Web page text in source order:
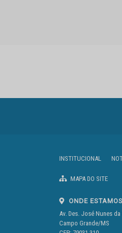
INSTITUCIONAL
MAPA DO SITE
ONDE ESTAMOS
Av. Des. José Nunes
Campo Grande/MS